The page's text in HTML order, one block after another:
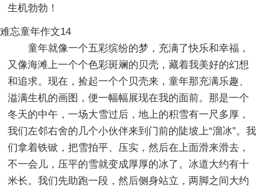
生机勃勃！
难忘童年作文14
童年就像一个五彩缤纷的梦，充满了快乐和幸福，
又像海滩上一个个色彩斑斓的贝壳，藏着我美好的幻想
和追求。现在，捡起一个个贝壳来，童年那充满乐趣、
溢满生机的画图，便一幅幅展现在我的面前。那是一个
冬天的中午，一场大雪过后，地上的积雪有一尺多厚，
我们左邻右舍的几个小伙伴来到门前的陡坡上“溜冰”。我
们拿着铁锨，把雪拍平、压实，然后在上面滑来滑去，
不一会儿，压平的雪就变成厚厚的冰了。冰道大约有十
米长。我们先助跑一段，然后侧身站立，两脚之间大约